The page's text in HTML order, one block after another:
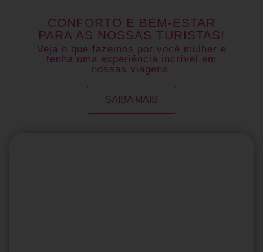
CONFORTO E BEM-ESTAR
PARA AS NOSSAS TURISTAS!
Veja o que fazemos por você mulher e
tenha uma experiência incrível em
nossas viagens.
SAIBA MAIS